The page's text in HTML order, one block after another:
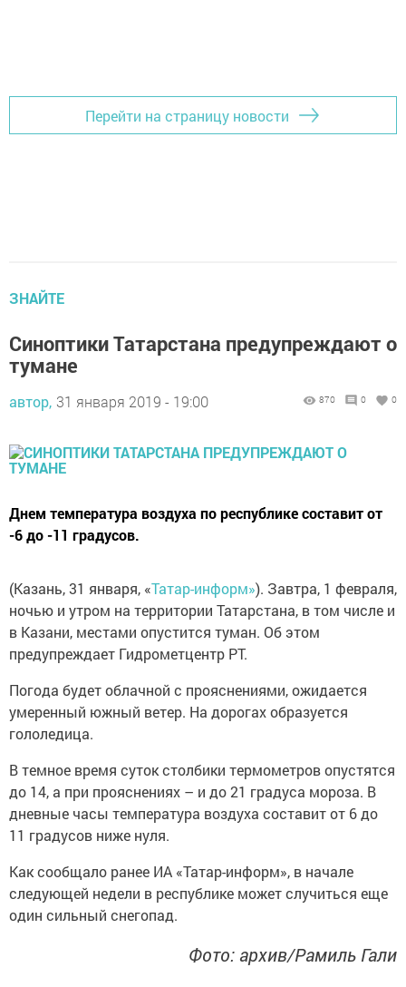
Перейти на страницу новости
ЗНАЙТЕ
Синоптики Татарстана предупреждают о
тумане
автор, 31 января 2019 - 19:00 870 0 0
Днем температура воздуха по республике составит от
-6 до -11 градусов.
(Казань, 31 января, «Татар-информ»). Завтра, 1 февраля,
ночью и утром на территории Татарстана, в том числе и
в Казани, местами опустится туман. Об этом
предупреждает Гидрометцентр РТ.
Погода будет облачной с прояснениями, ожидается
умеренный южный ветер. На дорогах образуется
гололедица.
В темное время суток столбики термометров опустятся
до 14, а при прояснениях – и до 21 градуса мороза. В
дневные часы температура воздуха составит от 6 до
11 градусов ниже нуля.
Как сообщало ранее ИА «Татар-информ», в начале
следующей недели в республике может случиться еще
один сильный снегопад.
Фото: архив/Рамиль Гали